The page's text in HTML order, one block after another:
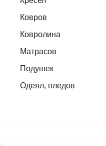
Ковров
Ковролина
Матрасов
Подушек
Одеял, пледов